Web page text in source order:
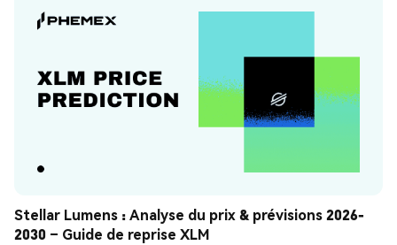
Stellar Lumens : Analyse du prix & prévisions 2026-
2030 – Guide de reprise XLM